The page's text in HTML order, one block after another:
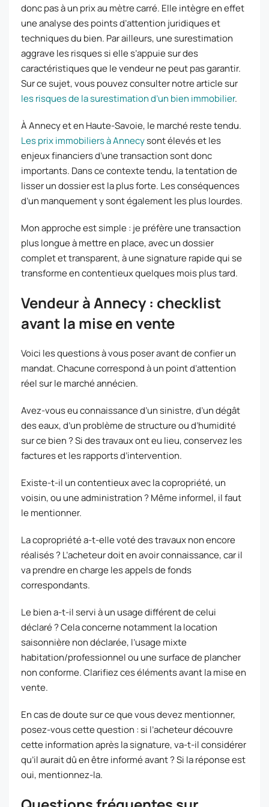
donc pas à un prix au mètre carré. Elle intègre en effet
une analyse des points d’attention juridiques et
techniques du bien. Par ailleurs, une surestimation
aggrave les risques si elle s’appuie sur des
caractéristiques que le vendeur ne peut pas garantir.
Sur ce sujet, vous pouvez consulter notre article sur
les risques de la surestimation d’un bien immobilier.
À Annecy et en Haute-Savoie, le marché reste tendu.
Les prix immobiliers à Annecysont élevés et les
enjeux financiers d’une transaction sont donc
importants. Dans ce contexte tendu, la tentation de
lisser un dossier est la plus forte. Les conséquences
d’un manquement y sont également les plus lourdes.
Mon approche est simple : je préfère une transaction
plus longue à mettre en place, avec un dossier
complet et transparent, à une signature rapide qui se
transforme en contentieux quelques mois plus tard.
Vendeur à Annecy : checklist
avant la mise en vente
Voici les questions à vous poser avant de confier un
mandat. Chacune correspond à un point d’attention
réel sur le marché annécien.
Avez-vous eu connaissance d’un sinistre, d’un dégât
des eaux, d’un problème de structure ou d’humidité
sur ce bien ? Si des travaux ont eu lieu, conservez les
factures et les rapports d’intervention.
Existe-t-il un contentieux avec la copropriété, un
voisin, ou une administration ? Même informel, il faut
le mentionner.
La copropriété a-t-elle voté des travaux non encore
réalisés ? L’acheteur doit en avoir connaissance, car il
va prendre en charge les appels de fonds
correspondants.
Le bien a-t-il servi à un usage différent de celui
déclaré ? Cela concerne notamment la location
saisonnière non déclarée, l’usage mixte
habitation/professionnel ou une surface de plancher
non conforme. Clarifiez ces éléments avant la mise en
vente.
En cas de doute sur ce que vous devez mentionner,
posez-vous cette question : si l’acheteur découvre
cette information après la signature, va-t-il considérer
qu’il aurait dû en être informé avant ? Si la réponse est
oui, mentionnez-la.